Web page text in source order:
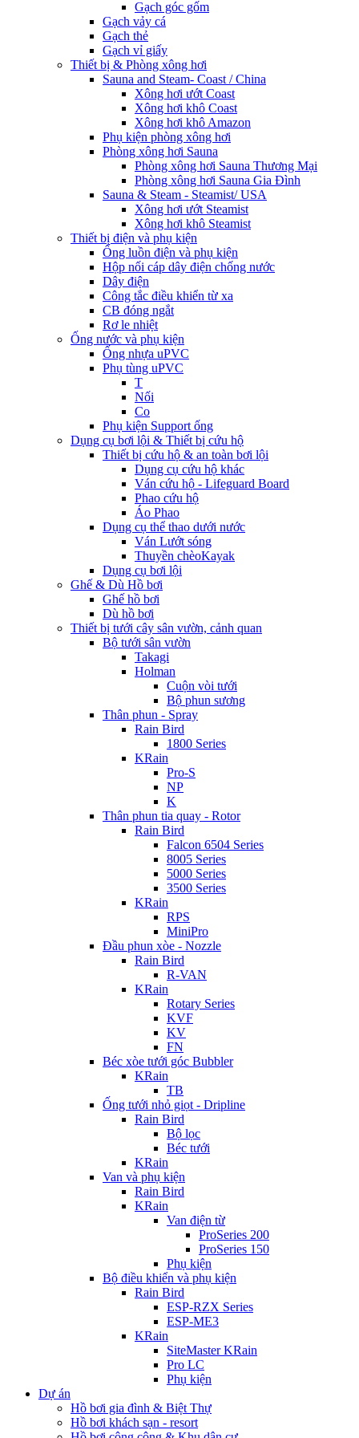
Gạch góc gốm
Gạch vảy cá
Gạch thẻ
Gạch vỉ giấy
Thiết bị & Phòng xông hơi
Sauna and Steam- Coast / China
Xông hơi ướt Coast
Xông hơi khô Coast
Xông hơi khô Amazon
Phụ kiện phòng xông hơi
Phòng xông hơi Sauna
Phòng xông hơi Sauna Thương Mại
Phòng xông hơi Sauna Gia Đình
Sauna & Steam - Steamist/ USA
Xông hơi ướt Steamist
Xông hơi khô Steamist
Thiết bị điện và phụ kiện
Ống luồn điện và phụ kiện
Hộp nối cáp dây điện chống nước
Dây điện
Công tắc điều khiển từ xa
CB đóng ngắt
Rơ le nhiệt
Ống nước và phụ kiện
Ống nhựa uPVC
Phụ tùng uPVC
T
Nối
Co
Phụ kiện Support ống
Dụng cụ bơi lội & Thiết bị cứu hộ
Thiết bị cứu hộ & an toàn bơi lội
Dụng cụ cứu hộ khác
Ván cứu hộ - Lifeguard Board
Phao cứu hộ
Áo Phao
Dụng cụ thể thao dưới nước
Ván Lướt sóng
Thuyền chèoKayak
Dụng cụ bơi lội
Ghế & Dù Hồ bơi
Ghế hồ bơi
Dù hồ bơi
Thiết bị tưới cây sân vườn, cảnh quan
Bộ tưới sân vườn
Takagi
Holman
Cuộn vòi tưới
Bộ phun sương
Thân phun - Spray
Rain Bird
1800 Series
KRain
Pro-S
NP
K
Thân phun tia quay - Rotor
Rain Bird
Falcon 6504 Series
8005 Series
5000 Series
3500 Series
KRain
RPS
MiniPro
Đầu phun xòe - Nozzle
Rain Bird
R-VAN
KRain
Rotary Series
KVF
KV
FN
Béc xòe tưới góc Bubbler
KRain
TB
Ống tưới nhỏ giọt - Dripline
Rain Bird
Bộ lọc
Béc tưới
KRain
Van và phụ kiện
Rain Bird
KRain
Van điện từ
ProSeries 200
ProSeries 150
Phụ kiện
Bộ điều khiển và phụ kiện
Rain Bird
ESP-RZX Series
ESP-ME3
KRain
SiteMaster KRain
Pro LC
Phụ kiện
Dự án
Hồ bơi gia đình & Biệt Thự
Hồ bơi khách sạn - resort